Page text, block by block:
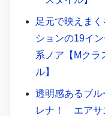
足元で映えま
ションの19イ
系ノア【Mクラ
ル】
透明感あるブ
レナ！ エアサ